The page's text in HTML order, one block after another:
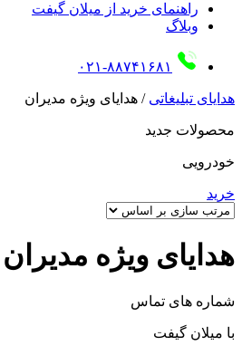
راهنمای خرید از میلان گیفت
وبلاگ
۰۲۱-۸۸۷۴۱۶۸۱
هدایای تبلیغاتی / هدایای ویژه مدیران
محصولات جدید
خودرویی
خرید
هدایای ویژه مدیران
شماره های تماس
با میلان گیفت